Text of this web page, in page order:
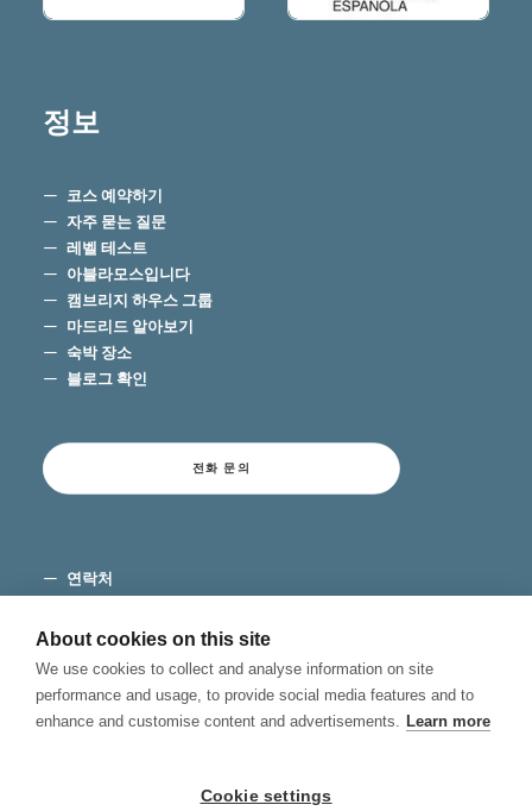
정보
코스 예약하기
자주 묻는 질문
레벨 테스트
아블라모스입니다
캠브리지 하우스 그룹
마드리드 알아보기
숙박 장소
블로그 확인
전화 문의
연락처
개인 정보 보호
About cookies on this site
We use cookies to collect and analyse information on site
performance and usage, to provide social media features and to
enhance and customise content and advertisements. Learn more
Cookie settings